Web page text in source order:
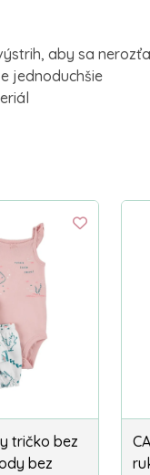
aby sa
jednoduchšie
tričko bez
bez